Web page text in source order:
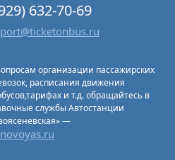
632-70-69
организации пассажирских
расписания движения
и т.д. обращайтесь в
службы Автостанции
—